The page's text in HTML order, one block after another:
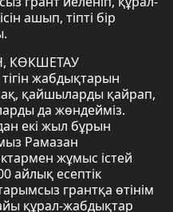
ашып, тіпті бір
КӨКШЕТАУ
жабдықтарын
қайшыларды қайрап,
да жөндейміз.
екі жыл бұрын
Рамазан
жұмыс істей
айлық есептік
грантқа өтінім
құрал-жабдықтар